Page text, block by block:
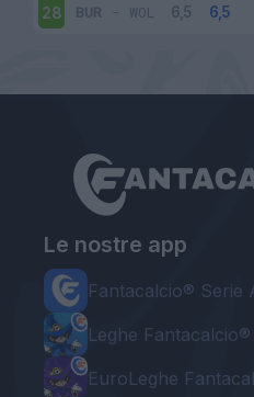
28 BUR - WOL
Le nostre app
Fantacalcio® Serie
Leghe
EuroLeghe